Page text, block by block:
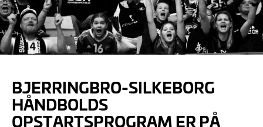
BJERRINGBRO-SILKEBORG
HÅNDBOLDS
OPSTARTSPROGRAM ER PÅ